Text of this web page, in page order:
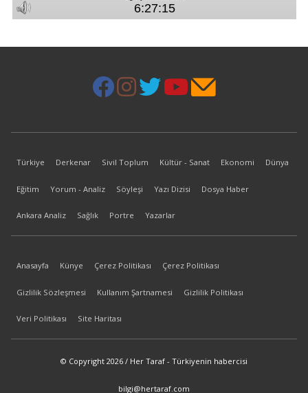
Türkiye Derkenar Sivil Toplum Kültür - Sanat Ekonomi Dünya
Eğitim Yorum - Analiz Söyleşi Yazı Dizisi Dosya Haber
Ankara Analiz Sağlık Portre Yazarlar
Anasayfa Künye Çerez Politikası Çerez Politikası
Gizlilik Sözleşmesi Kullanım Şartnamesi Gizlilik Politikası
Veri Politikası Site Haritası
© Copyright 2026 / Her Taraf - Türkiyenin habercisi
bilgi@hertaraf.com